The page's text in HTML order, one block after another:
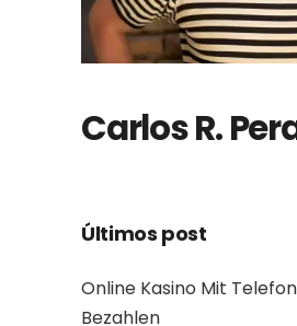
Carlos R.
Últimos post
Kasino Mit Telefonrechnung